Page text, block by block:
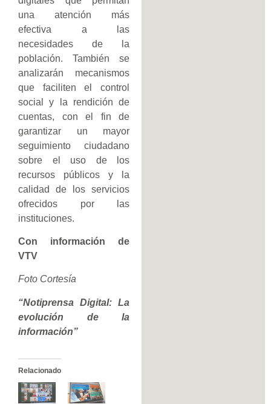
una atención más
efectiva a las
necesidades de la
población. También se
analizarán mecanismos
que faciliten el control
social y la rendición de
cuentas, con el fin de
garantizar un mayor
seguimiento ciudadano
sobre el uso de los
recursos públicos y la
calidad de los servicios
ofrecidos por las
instituciones.
Con información de
VTV
Foto Cortesía
“Notiprensa Digital: La
evolución de la
información”
Relacionado